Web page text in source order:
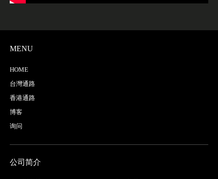
MENU
HOME
台灣通路
香港通路
博客
询问
公司简介